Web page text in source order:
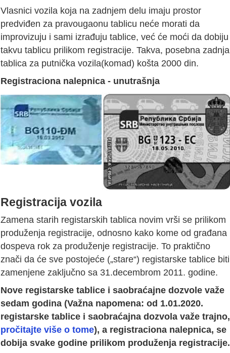
Vlasnici vozila koja na zadnjem delu imaju prostor
predviđen za pravougaonu tablicu neće morati da
improvizuju i sami izrađuju tablice, već će moći da dobiju
takvu tablicu prilikom registracije. Takva, posebna zadnja
tablica za putnička vozila(komad) košta 2000 din.
Registraciona nalepnica - unutrašnja
Registracija vozila
Zamena starih registarskih tablica novim vrši se prilikom
produženja registracije, odnosno kako kome od građana
dospeva rok za produženje registracije. To praktično
znači da će sve postojeće („stare“) registarske tablice biti
zamenjene zaključno sa 31.decembrom 2011. godine.
Nove registarske tablice i saobraćajne dozvole važe
sedam godina (Važna napomena: od 1.01.2020.
registarske tablice i saobraćajna dozvola važe trajno,
pročitajte više o tome), a registraciona nalepnica, se
dobija svake godine prilikom produženja registracije.